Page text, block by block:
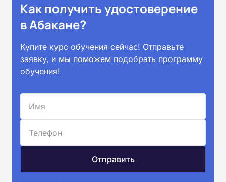
Как получить удостоверение
в Абакане?
Купите курс обучения сейчас! Отправьте
заявку, и мы поможем подобрать программу
обучения!